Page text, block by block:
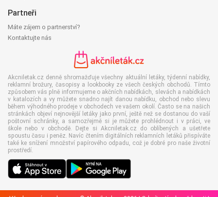
Partneři
Máte zájem o partnerství?
Kontaktujte nás
Akcniletak.cz denně shromažďuje všechny aktuální letáky, týdenní nabídky,
reklamní brožury, časopisy a lookbooky ze všech českých obchodů. Tímto
způsobem vás plně informujeme o akčních nabídkách, slevách a nabídkách
v katalozích a vy můžete snadno najít danou nabídku, obchod nebo slevu
během výhodného prodeje v obchodech ve vašem okolí. Často se na našich
stránkách objeví nejnovější letáky jako první, ještě než se dostanou do vaší
poštovní schránky, a samozřejmě si je můžete prohlédnout i v práci, ve
škole nebo v obchodě. Dejte si Akcniletak.cz do oblíbených a ušetřete
spoustu času i peněz. Navíc čtením digitálních reklamních letáků přispíváte
také ke snížení množství papírového odpadu, což je dobré pro naše životní
prostředí.